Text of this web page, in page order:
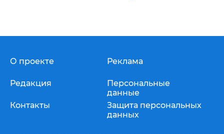
О проекте
Редакция
Контакты
Реклама
Персональные
данные
Защита персональных
данных